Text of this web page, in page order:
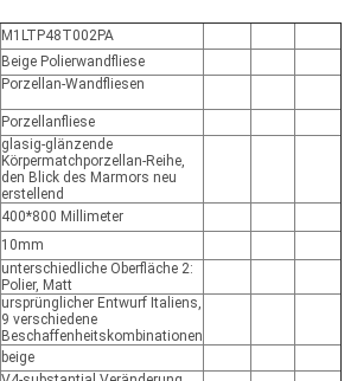
M1LTP48T002PA
Beige Polierwandfliese
Porzellan-Wandfliesen
Porzellanfliese
glasig-glänzende
Körpermatchporzellan-Reihe,
den Blick des Marmors neu
erstellend
400*800 Millimeter
10mm
unterschiedliche Oberfläche 2:
Polier, Matt
ursprünglicher Entwurf Italiens,
9 verschiedene
Beschaffenheitskombinationen
beige